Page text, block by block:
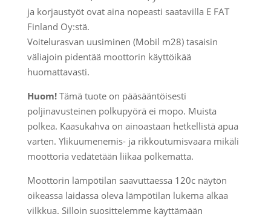
ja korjaustyöt ovat aina nopeasti saatavilla E FAT
Finland Oy:stä.
Voitelurasvan uusiminen (Mobil m28) tasaisin
väliajoin pidentää moottorin käyttöikää
huomattavasti.
Huom!Tämä tuote on pääsääntöisesti
poljinavusteinen polkupyörä ei mopo. Muista
polkea. Kaasukahva on ainoastaan hetkellistä apua
varten. Ylikuumenemis- ja rikkoutumisvaara mikäli
moottoria vedätetään liikaa polkematta.
Moottorin lämpötilan saavuttaessa 120c näytön
oikeassa laidassa oleva lämpötilan lukema alkaa
vilkkua. Silloin suosittelemme käyttämään